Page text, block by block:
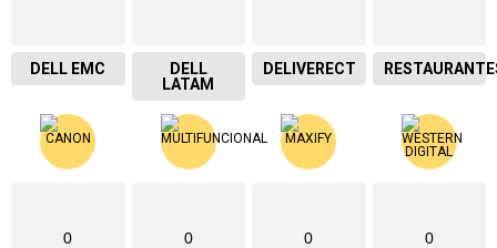
DELL EMC
DELL
LATAM
DELIVERECT
0 0 0 0